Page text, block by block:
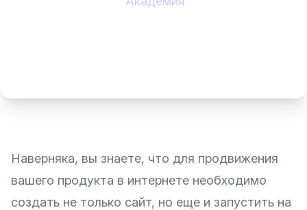
Наверняка, вы знаете, что для продвижения
вашего продукта в интернете необходимо
создать не только сайт, но еще и запустить на